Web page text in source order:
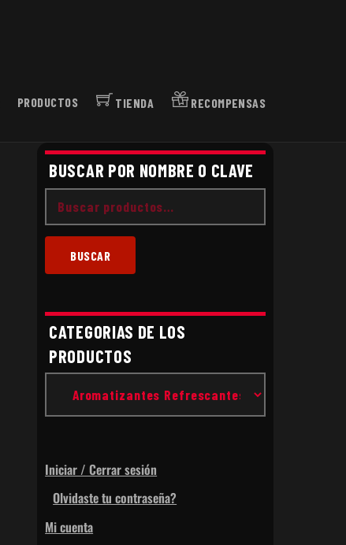
PRODUCTOS TIENDA RECOMPENSAS
BUSCAR POR NOMBRE O CLAVE
Buscar
por:
BUSCAR
CATEGORIAS DE LOS
PRODUCTOS
Iniciar / Cerrar sesión
Olvidaste tu contraseña?
Mi cuenta